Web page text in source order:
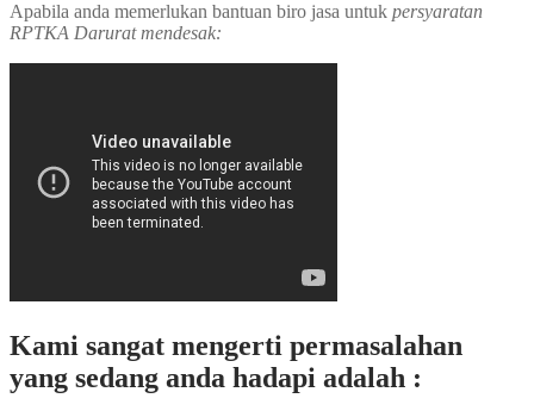
Apabila anda memerlukan bantuan biro jasa untuk persyaratan
RPTKA Darurat mendesak:
Kami sangat mengerti permasalahan
yang sedang anda hadapi adalah :